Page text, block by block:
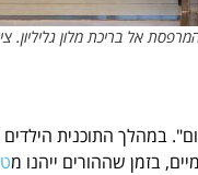
אל בריכת מלון גליליון.
"מסביב לעולם ב-80 יום".
בזמן שההורים ייהנו מ